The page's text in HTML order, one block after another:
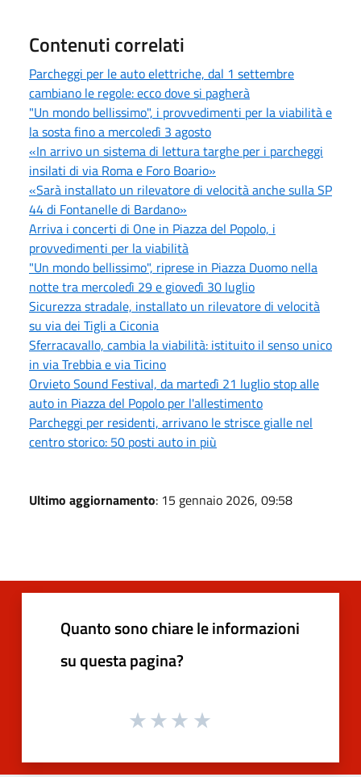
Contenuti correlati
Parcheggi per le auto elettriche, dal 1 settembre
cambiano le regole: ecco dove si pagherà
"Un mondo bellissimo", i provvedimenti per la viabilità e
la sosta fino a mercoledì 3 agosto
«In arrivo un sistema di lettura targhe per i parcheggi
insilati di via Roma e Foro Boario»
«Sarà installato un rilevatore di velocità anche sulla SP
44 di Fontanelle di Bardano»
Arriva i concerti di One in Piazza del Popolo, i
provvedimenti per la viabilità
"Un mondo bellissimo", riprese in Piazza Duomo nella
notte tra mercoledì 29 e giovedì 30 luglio
Sicurezza stradale, installato un rilevatore di velocità
su via dei Tigli a Ciconia
Sferracavallo, cambia la viabilità: istituito il senso unico
in via Trebbia e via Ticino
Orvieto Sound Festival, da martedì 21 luglio stop alle
auto in Piazza del Popolo per l'allestimento
Parcheggi per residenti, arrivano le strisce gialle nel
centro storico: 50 posti auto in più
Ultimo aggiornamento: 15 gennaio 2026, 09:58
Quanto sono chiare le informazioni
su questa pagina?